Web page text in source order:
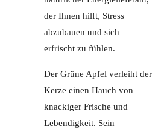
der Ihnen hilft, Stress
abzubauen und sich
erfrischt zu fühlen.
Der Grüne Apfel verleiht der
Kerze einen Hauch von
knackiger Frische und
Lebendigkeit. Sein